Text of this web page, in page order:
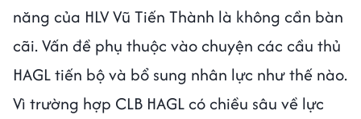
năng của HLV Vũ Tiến Thành là không cần bàn
cãi. Vấn đề phụ thuộc vào chuyện các cầu thủ
HAGL tiến bộ và bổ sung nhân lực như thế nào.
Vì trường hợp CLB HAGL có chiều sâu về lực